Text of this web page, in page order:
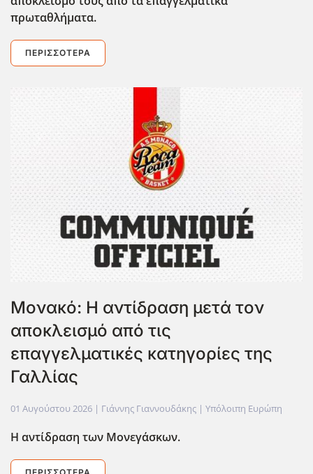
πρωταθλήματα.
ΠΕΡΙΣΣΌΤΕΡΑ
Μονακό: Η αντίδραση μετά τον
αποκλεισμό από τις
επαγγελματικές κατηγορίες της
Γαλλίας
01 Αυγούστου 2026 | Γιάννης Γιαννουδάκης | Υπόλοιπη Ευρώπη
Η αντίδραση των Μονεγάσκων.